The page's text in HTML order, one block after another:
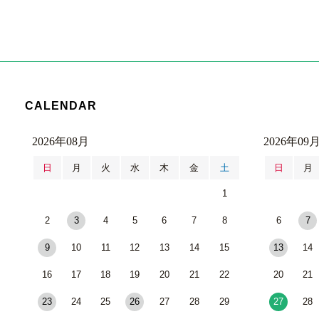
CALENDAR
2026年08月
日 月 火 水 木 金 土
1
2 3 4 5 6 7 8
9 10 11 12 13 14 15
16 17 18 19 20 21 22
23 24 25 26 27 28 29
2026年09
日 月
6 7
13 14
20 21
27 28